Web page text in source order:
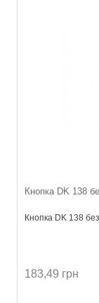
Кнопка DK 138
Кнопка DK 138
183,49 грн